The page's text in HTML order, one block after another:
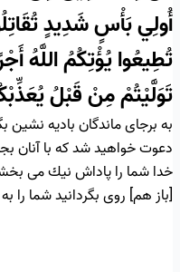
أُولِي بَأْسٍ شَدِيدٍ
تُطِيعُوا يُؤْتِكُمُ اللَّهُ
تَوَلَّيْتُمْ مِنْ قَبْلُ
به برجاى‏ ماندگان باديه‏
دعوت خواهيد شد كه با آنان
خدا شما را پاداش نيك مى
[باز هم] روى بگردانيد شما را